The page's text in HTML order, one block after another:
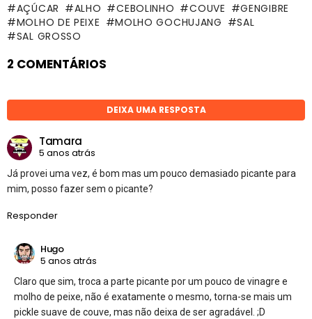
AÇÚCAR ALHO CEBOLINHO COUVE
GENGIBRE
MOLHO DE PEIXE
MOLHO GOCHUJANG
SAL
SAL GROSSO
2 COMENTÁRIOS
DEIXA UMA RESPOSTA
Tamara
5 anos atrás
Já provei uma vez, é bom mas um pouco demasiado picante para
mim, posso fazer sem o picante?
Responder
Hugo
5 anos atrás
Claro que sim, troca a parte picante por um pouco de vinagre e
molho de peixe, não é exatamente o mesmo, torna-se mais um
pickle suave de couve, mas não deixa de ser agradável. ;D